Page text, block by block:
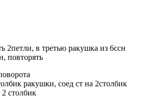
2петли, в третью ракушка из 6ссн
повторять
ракушки, соед ст на 2столбик
2 столбик